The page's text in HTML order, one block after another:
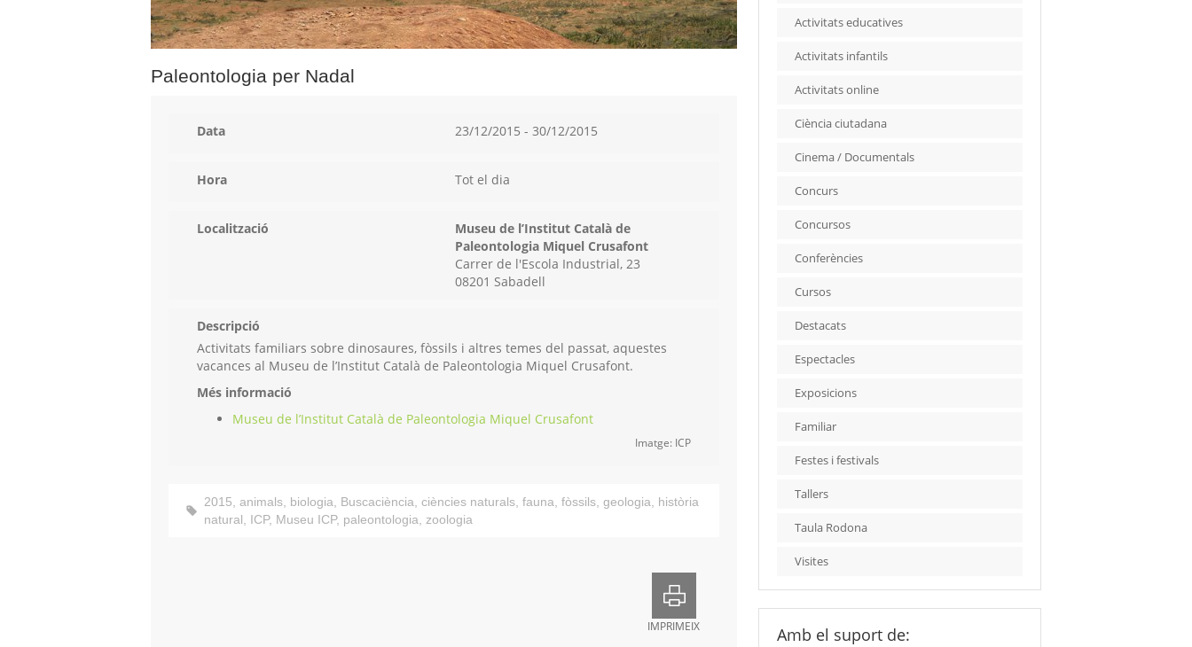
Paleontologia per Nadal
Data 23/12/2015 - 30/12/2015
Hora Tot el dia
Localització
Museu de l’Institut Català de
Paleontologia Miquel Crusafont
Carrer de l'Escola Industrial, 23
08201 Sabadell
Descripció
Activitats familiars sobre dinosaures, fòssils i altres temes del passat, aquestes
vacances al Museu de l’Institut Català de Paleontologia Miquel Crusafont.
Més informació
Museu de l’Institut Català de Paleontologia Miquel Crusafont
Imatge: ICP
2015, animals, biologia, Buscaciència, ciències naturals, fauna, fòssils, geologia, història
natural, ICP, Museu ICP, paleontologia, zoologia
IMPRIMEIX
Activitats educatives
Activitats infantils
Activitats online
Ciència ciutadana
Cinema / Documentals
Concurs
Concursos
Conferències
Cursos
Destacats
Espectacles
Exposicions
Familiar
Festes i festivals
Tallers
Taula Rodona
Visites
Amb el suport de: